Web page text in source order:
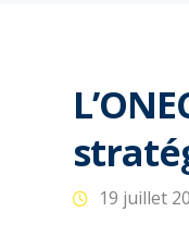
19 juillet